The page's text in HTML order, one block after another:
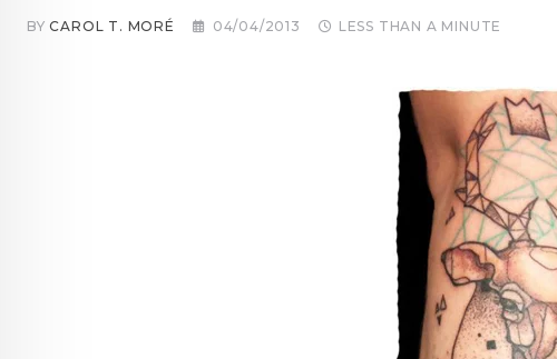
BYCAROL T. MORÉ 04/04/2013 LESS THAN A MINUTE